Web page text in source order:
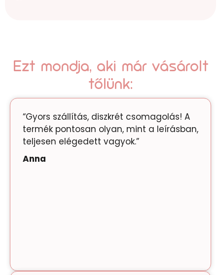
Ezt mondja, aki már vásárolt
tőlünk:
“Gyors szállítás, diszkrét csomagolás! A
termék pontosan olyan, mint a leírásban,
teljesen elégedett vagyok.”
Anna